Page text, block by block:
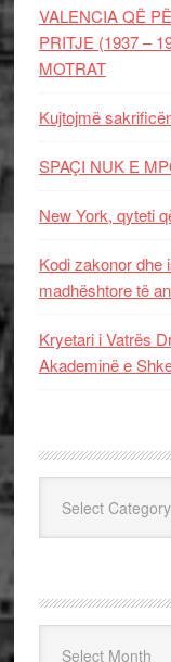
VALENCIA QË
PRITJE (1937 –
MOTRAT
Kujtojmë
SPAÇI NUK E
New York, qyteti
Kodi zakonor dhe
madhështore të
Kryetari i Vatrës
Akademinë e